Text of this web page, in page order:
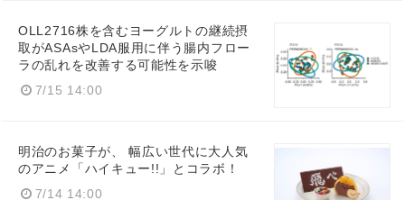
OLL2716株を含むヨーグルトの継続摂
取がASAsやLDA服用に伴う腸内フロー
ラの乱れを改善する可能性を示唆
7/15 14:00
明治のお菓子が、 幅広い世代に大人気
のアニメ「ハイキュー!!」とコラボ！
7/14 14:00